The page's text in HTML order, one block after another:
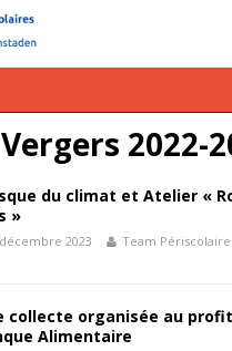
2022-
du climat et Atelier «
»
2023 Team Périscolaire
collecte organisée au
Alimentaire